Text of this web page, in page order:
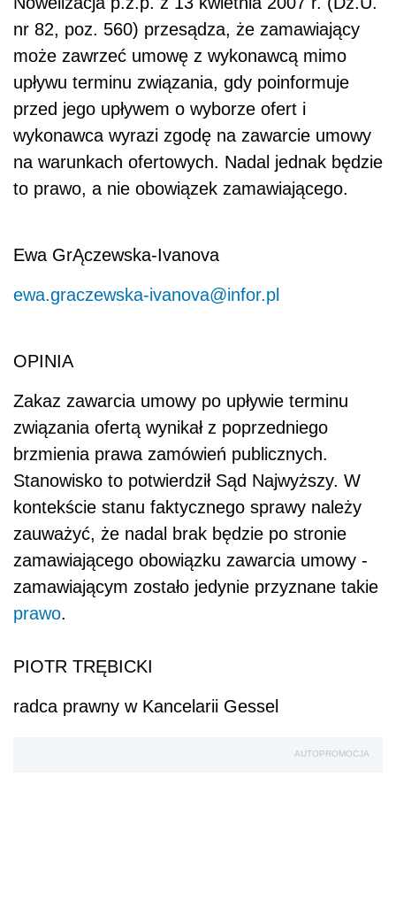
nr 82, poz. 560) przesądza, że zamawiający
może zawrzeć umowę z wykonawcą mimo
upływu terminu związania, gdy poinformuje
przed jego upływem o wyborze ofert i
wykonawca wyrazi zgodę na zawarcie umowy
na warunkach ofertowych. Nadal jednak będzie
to prawo, a nie obowiązek zamawiającego.
Ewa GrĄczewska-Ivanova
ewa.graczewska-ivanova@infor.pl
OPINIA
Zakaz zawarcia umowy po upływie terminu
związania ofertą wynikał z poprzedniego
brzmienia prawa zamówień publicznych.
Stanowisko to potwierdził Sąd Najwyższy. W
kontekście stanu faktycznego sprawy należy
zauważyć, że nadal brak będzie po stronie
zamawiającego obowiązku zawarcia umowy -
zamawiającym zostało jedynie przyznane takie
prawo.
PIOTR TRĘBICKI
radca prawny w Kancelarii Gessel
AUTOPROMOCJA